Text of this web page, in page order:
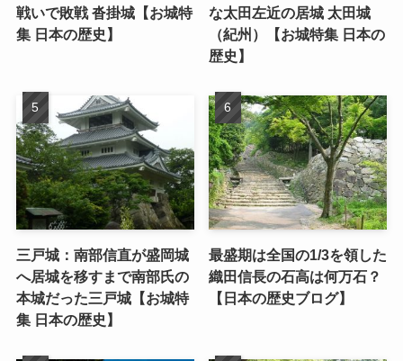
戦いで敗戦 沓掛城【お城特
集 日本の歴史】
な太田左近の居城 太田城
（紀州）【お城特集 日本の
歴史】
三戸城：南部信直が盛岡城
へ居城を移すまで南部氏の
本城だった三戸城【お城特
集 日本の歴史】
最盛期は全国の1/3を領した
織田信長の石高は何万石？
【日本の歴史ブログ】